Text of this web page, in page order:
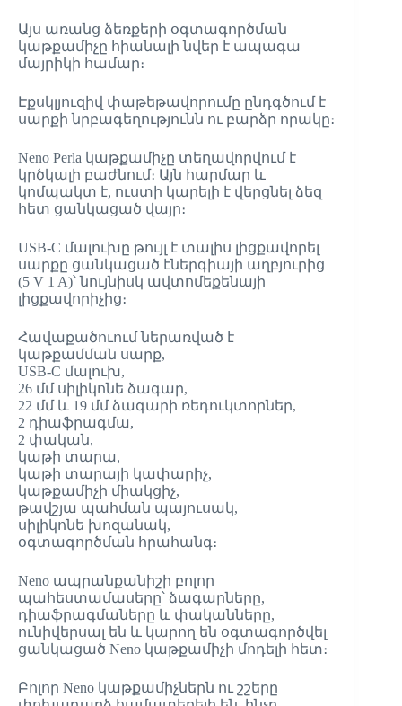
Այս առանց ձեռքերի օգտագործման
կաթքամիչը հիանալի նվեր է ապագա
մայրիկի համար։
Էքսկլյուզիվ փաթեթավորումը ընդգծում է
սարքի նրբագեղությունն ու բարձր որակը։
Neno Perla կաթքամիչը տեղավորվում է
կրծկալի բաժնում։ Այն հարմար և
կոմպակտ է, ուստի կարելի է վերցնել ձեզ
հետ ցանկացած վայր։
USB-C մալուխը թույլ է տալիս լիցքավորել
սարքը ցանկացած էներգիայի աղբյուրից
(5 V 1 A)՝ նույնիսկ ավտոմեքենայի
լիցքավորիչից։
Հավաքածուում ներառված է
կաթքամման սարք,
USB-C մալուխ,
26 մմ սիլիկոնե ձագար,
22 մմ և 19 մմ ձագարի ռեդուկտորներ,
2 դիաֆրագմա,
2 փական,
կաթի տարա,
կաթի տարայի կափարիչ,
կաթքամիչի միակցիչ,
թավշյա պահման պայուսակ,
սիլիկոնե խոզանակ,
օգտագործման հրահանգ։
Neno ապրանքանիշի բոլոր
պահեստամասերը՝ ձագարները,
դիաֆրագմաները և փականները,
ունիվերսալ են և կարող են օգտագործվել
ցանկացած Neno կաթքամիչի մոդելի հետ։
Բոլոր Neno կաթքամիչներն ու շշերը